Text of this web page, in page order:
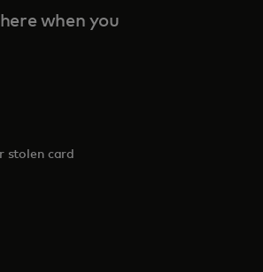
when you
stolen card